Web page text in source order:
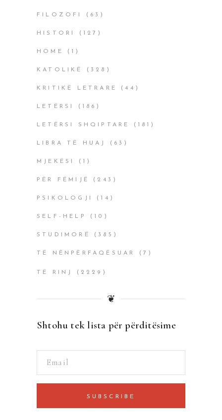
FILOZOFI (63)
HISTORI (127)
HOME (1)
KATOLIKË (328)
KRITIKË LETRARE (44)
LETËRSI (186)
LETËRSI SHQIPTARE (181)
LIBRA TË HUAJ (63)
MJEKËSI (1)
PËR FËMIJË (243)
PSIKOLOGJI (14)
SELF-HELP (10)
STUDIMORË (385)
TË NËNPËRFAQËSUAR (7)
TË RINJ (2229)
❦
Shtohu tek lista për përditësime
SUBSCRIBE